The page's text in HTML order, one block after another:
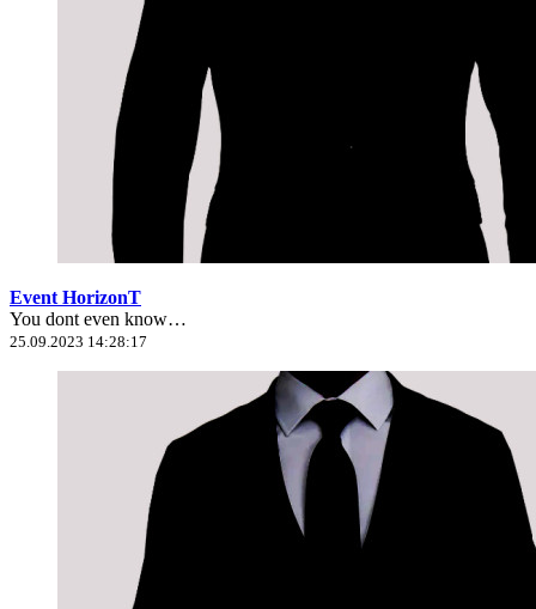
Event HorizonT
You dont even know…
25.09.2023 14:28:17